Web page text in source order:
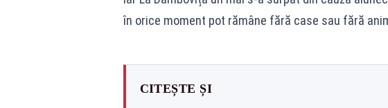
în orice moment pot rămâne fără case sau fără
CITEȘTE ȘI